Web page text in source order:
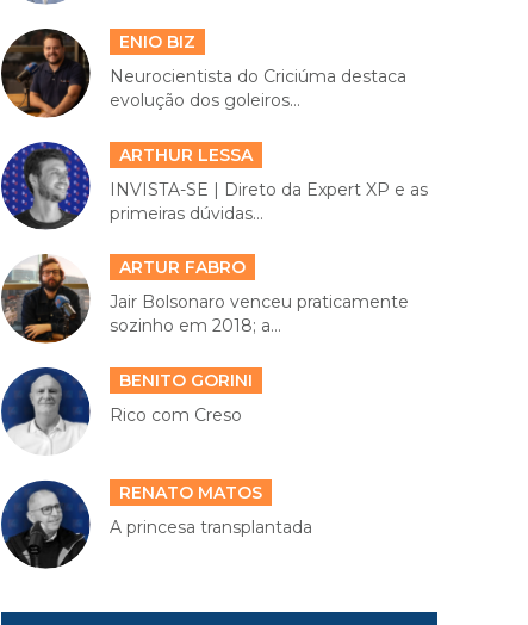
ENIO BIZ
Neurocientista do Criciúma destaca
evolução dos goleiros...
ARTHUR LESSA
INVISTA-SE | Direto da Expert XP e as
primeiras dúvidas...
ARTUR FABRO
Jair Bolsonaro venceu praticamente
sozinho em 2018; a...
BENITO GORINI
Rico com Creso
RENATO MATOS
A princesa transplantada